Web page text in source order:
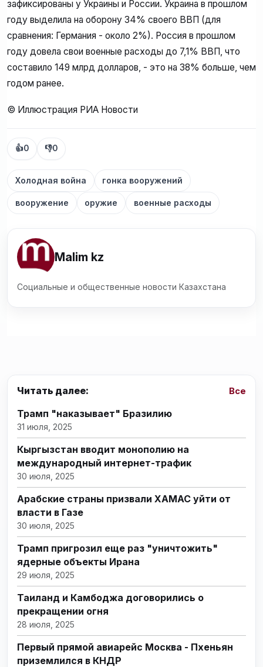
зафиксированы у Украины и России. Украина в прошлом
году выделила на оборону 34% своего ВВП (для
сравнения: Германия - около 2%). Россия в прошлом
году довела свои военные расходы до 7,1% ВВП, что
составило 149 млрд долларов, - это на 38% больше, чем
годом ранее.
© Иллюстрация РИА Новости
👍0 👎0
Холодная война гонка вооружений
вооружение оружие военные расходы
Malim kz
Социальные и общественные новости Казахстана
Читать далее: Все
Трамп "наказывает" Бразилию
31 июля, 2025
Кыргызстан вводит монополию на
международный интернет-трафик
30 июля, 2025
Арабские страны призвали ХАМАС уйти от
власти в Газе
30 июля, 2025
Трамп пригрозил еще раз "уничтожить"
ядерные объекты Ирана
29 июля, 2025
Таиланд и Камбоджа договорились о
прекращении огня
28 июля, 2025
Первый прямой авиарейс Москва - Пхеньян
приземлился в КНДР